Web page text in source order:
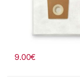
9.00€